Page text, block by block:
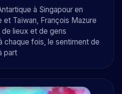
à Singapour en
Taïwan, François Mazure
lieux et de gens
chaque fois, le sentiment de
part